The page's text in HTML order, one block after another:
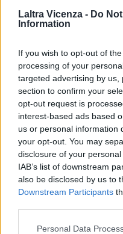
Laltra Vicenza - Do
Information
If you wish to opt-out of
processing of your
targeted advertising by
section to confirm your
opt-out request is
interest-based ads based
us or personal information
your opt-out. You may
disclosure of your
IAB’s list of downstream
also be disclosed by us to
Downstream Participants
Personal Data
Paolo
veneta
Berici in
Italy,
5 Agosto
“Teatro
Celeste
4 Agosto
Salotti
agosto